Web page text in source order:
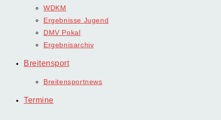
WDKM
Ergebnisse Jugend
DMV Pokal
Ergebnisarchiv
Breitensport
Breitensportnews
Termine